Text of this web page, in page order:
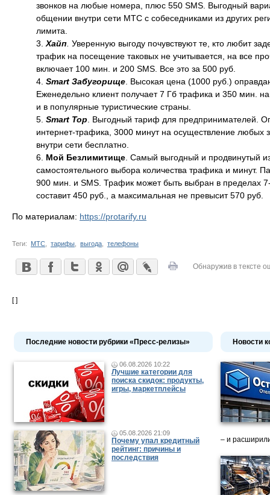
звонков на любые номера, плюс 550 SMS. Выгодный
общении внутри сети МТС с собеседниками из других
лимита.
Хайп Уверенную выгоду почувствуют те, кто любит
трафик на посещение таковых не учитывается, на все
включает 100 мин. и 200 SMS. Все это за 500 руб.
Smart Забугорище . Высокая цена (1000 руб.)
Еженедельно клиент получает 7 Гб трафика и 350 мин.
и в популярные туристические страны.
Smart Top . Выгодный тариф для предпринимателей.
интернет-трафика, 3000 минут на осуществление любых
внутри сети бесплатно.
Мой Безлимитище . Самый выгодный и продвинутый
самостоятельного выбора количества трафика и минут.
900 мин. и SMS. Трафик может быть выбран в пределах
составит 450 руб., а максимальная не превысит 570 руб.
По материалам: https://protarify.ru
Теги: МТС тарифы выгода телефоны
Обнаружив в тексте
[ ]
Последние новости рубрики «Пресс-релизы»
06.08.2026 10:22
Лучшие категории для
поиска скидок: продукты,
игры, маркетплейсы
05.08.2026 21:09
Почему упал кредитный
рейтинг: причины и
последствия
Новости
– и